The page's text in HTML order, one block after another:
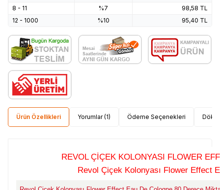
8 - 11
%7 98,58 TL
12 - 1000
%10 95,40 TL
Ürün Özellikleri Yorumlar (1) Ödeme Seçenekleri
REVOL ÇİÇEK KOLONYASI FLOWER
Revol Çiçek Kolonyası Flower Effect